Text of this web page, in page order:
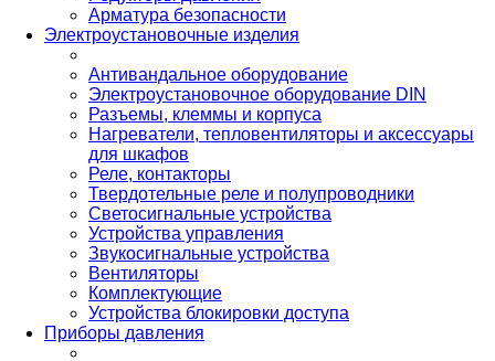
Арматура безопасности
Электроустановочные изделия
Антивандальное оборудование
Электроустановочное оборудование DIN
Разъемы, клеммы и корпуса
Нагреватели, тепловентиляторы и аксессуары
для шкафов
Реле, контакторы
Твердотельные реле и полупроводники
Светосигнальные устройства
Устройства управления
Звукосигнальные устройства
Вентиляторы
Комплектующие
Устройства блокировки доступа
Приборы давления